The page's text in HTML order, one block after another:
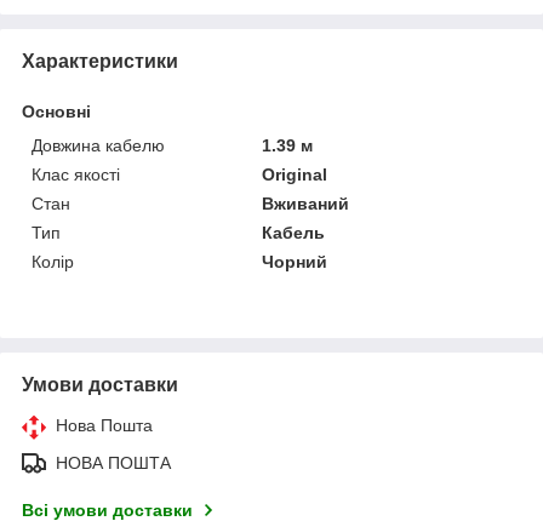
Характеристики
Основні
Довжина кабелю
1.39 м
Клас якості
Original
Стан
Вживаний
Тип
Кабель
Колір
Чорний
Умови доставки
Нова Пошта
НОВА ПОШТА
Всі умови доставки